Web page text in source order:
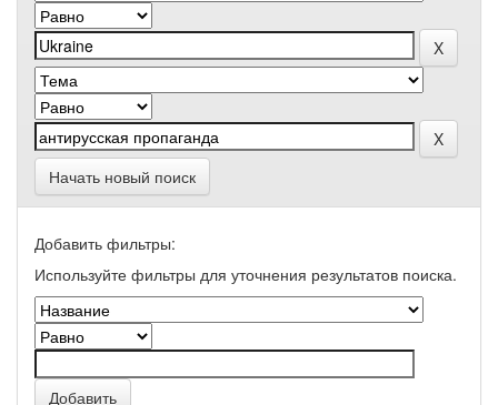
Начать новый поиск
Добавить фильтры:
Используйте фильтры для уточнения результатов поиска.